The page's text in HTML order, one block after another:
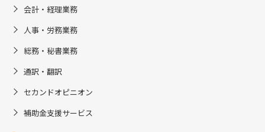
会計・経理業務
人事・労務業務
総務・秘書業務
通訳・翻訳
セカンドオピニオン
補助金支援サービス